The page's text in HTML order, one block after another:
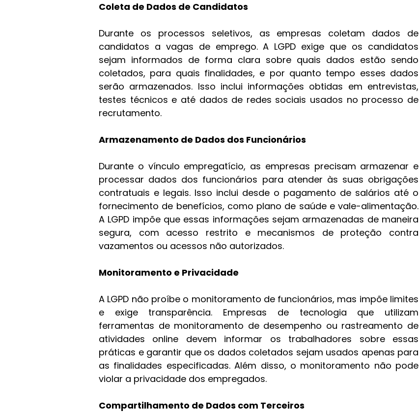
Coleta de Dados de Candidatos
Durante os processos seletivos, as empresas coletam dados de
candidatos a vagas de emprego. A LGPD exige que os candidatos
sejam informados de forma clara sobre quais dados estão sendo
coletados, para quais finalidades, e por quanto tempo esses dados
serão armazenados. Isso inclui informações obtidas em entrevistas,
testes técnicos e até dados de redes sociais usados no processo de
recrutamento.
Armazenamento de Dados dos Funcionários
Durante o vínculo empregatício, as empresas precisam armazenar e
processar dados dos funcionários para atender às suas obrigações
contratuais e legais. Isso inclui desde o pagamento de salários até o
fornecimento de benefícios, como plano de saúde e vale-alimentação.
A LGPD impõe que essas informações sejam armazenadas de maneira
segura, com acesso restrito e mecanismos de proteção contra
vazamentos ou acessos não autorizados.
Monitoramento e Privacidade
A LGPD não proíbe o monitoramento de funcionários, mas impõe limites
e exige transparência. Empresas de tecnologia que utilizam
ferramentas de monitoramento de desempenho ou rastreamento de
atividades online devem informar os trabalhadores sobre essas
práticas e garantir que os dados coletados sejam usados apenas para
as finalidades especificadas. Além disso, o monitoramento não pode
violar a privacidade dos empregados.
Compartilhamento de Dados com Terceiros